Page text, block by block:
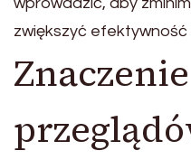
zwiększyć
Znaczenie